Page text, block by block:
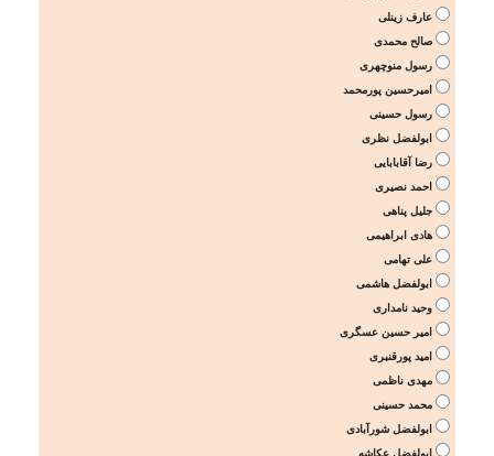
عارف زینلی
صالح محمدی
رسول منوچهری
امیرحسین پورمحمد
رسول حسینی
ابولفضل نظری
رضا آقابابایی
احمد نصیری
جلیل پناهی
هادی ابراهیمی
علی تهامی
ابولفضل هاشمی
وحید نامداری
امیر حسین عسگری
امید پورقنبری
مهدی ناظمی
محمد حسینی
ابولفضل شورآبادی
ابولفضل عکاشه